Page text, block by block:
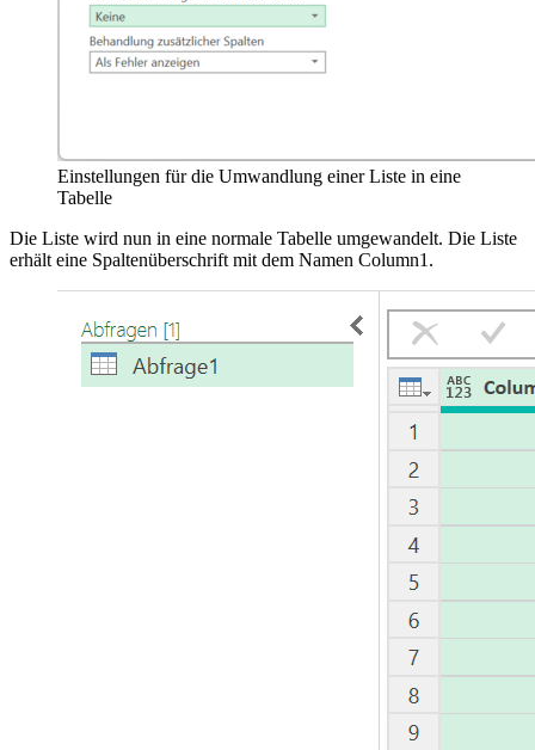
Einstellungen für die Umwandlung einer Liste in eine
Tabelle
Die Liste wird nun in eine normale Tabelle umgewandelt. Die Liste
erhält eine Spaltenüberschrift mit dem Namen Column1.